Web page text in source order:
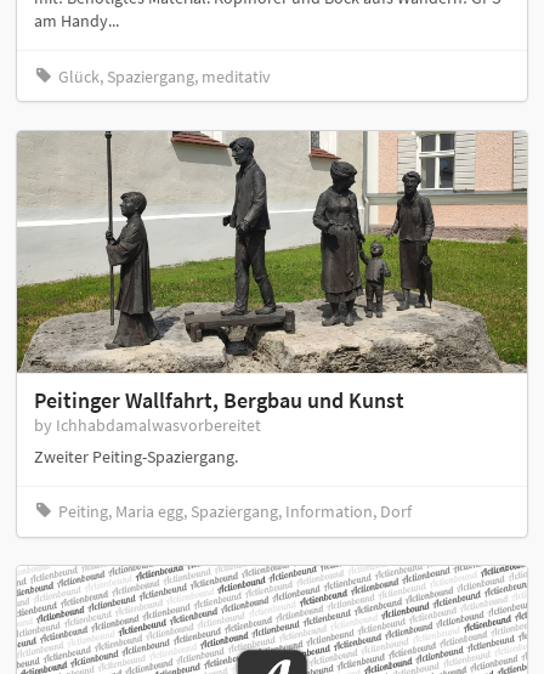
am Handy...
Glück, Spaziergang, meditativ
Peitinger Wallfahrt, Bergbau und Kunst
by Ichhabdamalwasvorbereitet
Zweiter Peiting-Spaziergang.
Peiting, Maria egg, Spaziergang, Information, Dorf